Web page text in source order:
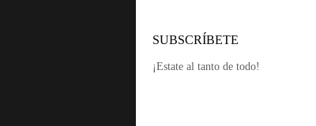
SUBSCRÍBETE
¡Estate al tanto de todo!